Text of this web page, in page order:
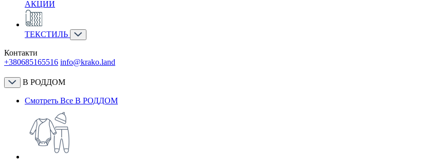
АКЦИИ
ТЕКСТИЛЬ
Контакти
+380685165516 info@krako.land
В РОДДОМ
Смотреть Все В РОДДОМ